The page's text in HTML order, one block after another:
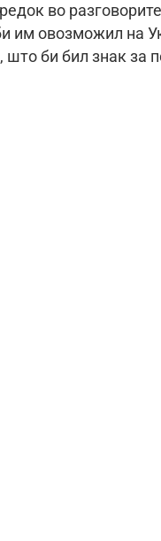
во
им овозможил на
што би бил знак за